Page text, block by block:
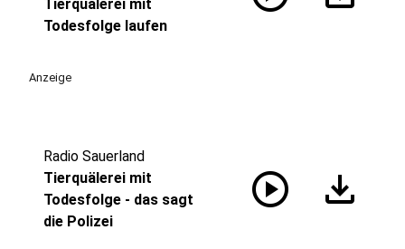
Tierquälerei mit
Todesfolge laufen
Anzeige
Radio Sauerland
Tierquälerei mit
Todesfolge - das sagt
die Polizei
play_circle download